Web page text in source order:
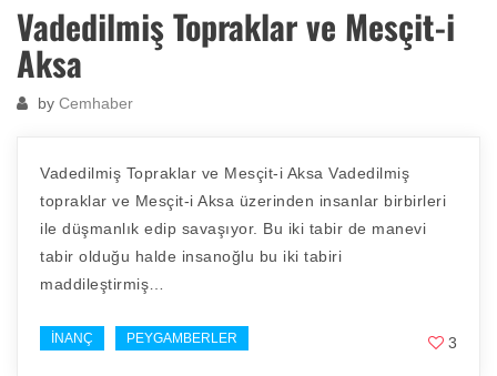
Vadedilmiş Topraklar ve Mesçit-i
Aksa
by Cemhaber
Vadedilmiş Topraklar ve Mesçit-i Aksa Vadedilmiş
topraklar ve Mesçit-i Aksa üzerinden insanlar birbirleri
ile düşmanlık edip savaşıyor. Bu iki tabir de manevi
tabir olduğu halde insanoğlu bu iki tabiri
maddileştirmiş…
İNANÇ PEYGAMBERLER 3